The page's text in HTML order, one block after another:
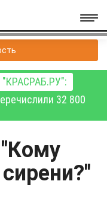
32 800